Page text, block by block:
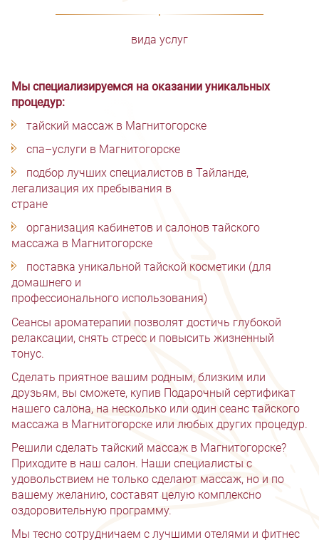
вида услуг
Мы специализируемся на оказании уникальных
процедур:
тайский массаж в Магнитогорске
спа–услуги в Магнитогорске
подбор лучших специалистов в Тайланде,
легализация их пребывания в
стране
организация кабинетов и салонов тайского
массажа в Магнитогорске
поставка уникальной тайской косметики (для
домашнего и
профессионального использования)
Сеансы ароматерапии позволят достичь глубокой
релаксации, снять стресс и повысить жизненный
тонус.
Сделать приятное вашим родным, близким или
друзьям, вы сможете, купив Подарочный сертификат
нашего салона, на несколько или один сеанс тайского
массажа в Магнитогорске или любых других процедур.
Решили сделать тайский массаж в Магнитогорске?
Приходите в наш салон. Наши специалисты с
удовольствием не только сделают массаж, но и по
вашему желанию, составят целую комплексно
оздоровительную программу.
Мы тесно сотрудничаем с лучшими отелями и фитнес